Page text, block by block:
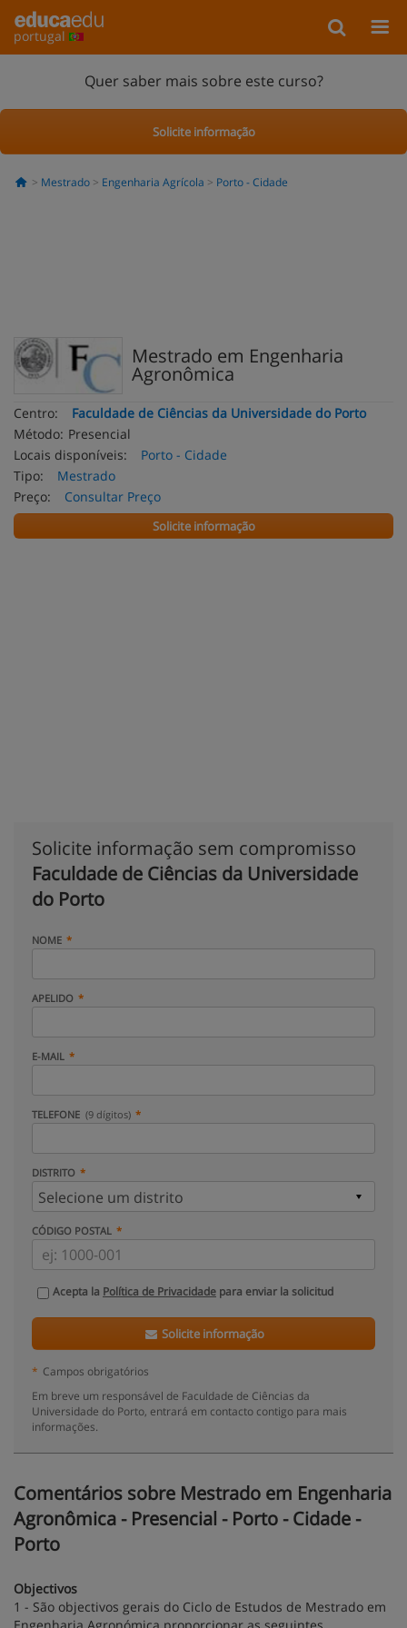
portugal
Quer saber mais sobre este curso?
Solicite informação
Mestrado Engenharia Agrícola Porto - Cidade
Mestrado em Engenharia
Agronômica
Centro:
Faculdade de Ciências da Universidade do Porto
Método: Presencial
Locais disponíveis:
Porto - Cidade
Tipo:
Mestrado
Preço:
Consultar Preço
Solicite informação
Solicite informação sem compromisso
Faculdade de Ciências da Universidade
do Porto
NOME
APELIDO
E-MAIL
TELEFONE (9 dígitos)
DISTRITO
CÓDIGO POSTAL
Acepta la Política de Privacidade para enviar la solicitud
Solicite informação
* Campos obrigatórios
Em breve um responsável de Faculdade de Ciências da
Universidade do Porto, entrará em contacto contigo para mais
informações.
Comentários sobre Mestrado em Engenharia
Agronômica - Presencial - Porto - Cidade -
Porto
Objectivos
1 - São objectivos gerais do Ciclo de Estudos de Mestrado em